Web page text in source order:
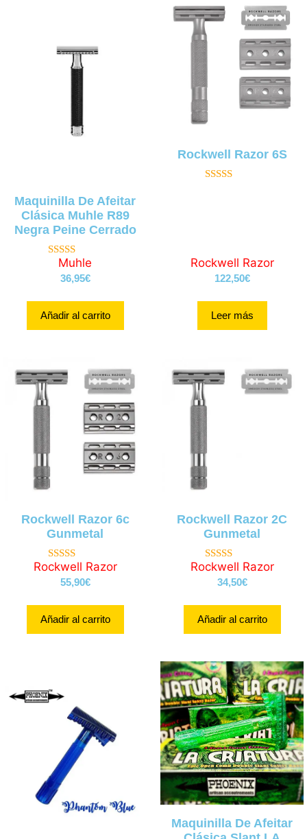
Maquinilla De Afeitar
Clásica Muhle R89
Negra Peine Cerrado
4.97
de 5
Muhle
36,95€
Añadir al carrito
Rockwell Razor 6S
Rockwell Razor
122,50€
Leer más
Rockwell Razor 6c
Gunmetal
4.80
de 5
Rockwell Razor
55,90€
Añadir al carrito
Rockwell Razor 2C
Gunmetal
5.00
de 5
Rockwell Razor
34,50€
Añadir al carrito
Maquinilla De Afeitar